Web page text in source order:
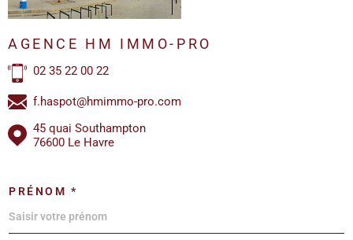
AGENCE HM IMMO-PRO
02 35 22 00 22
f.haspot@hmimmo-pro.com
45 quai Southampton
76600 Le Havre
PRÉNOM *